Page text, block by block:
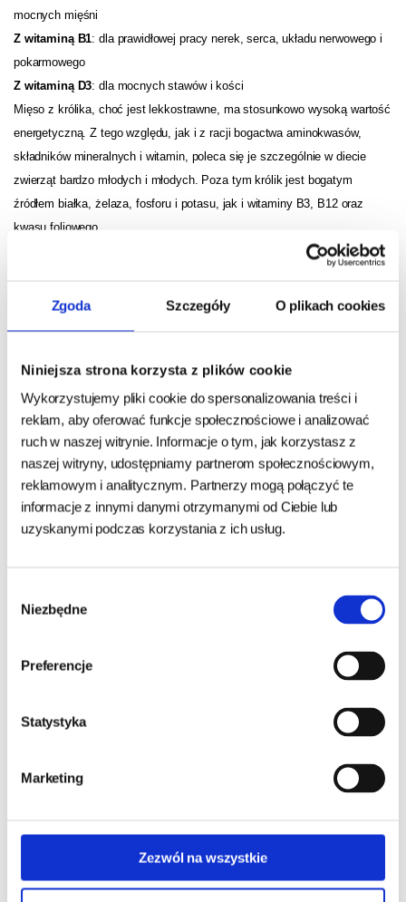
Zgoda Szczegóły O plikach cookies
Niniejsza strona korzysta z plików cookie
Wykorzystujemy pliki cookie do spersonalizowania treści i
reklam, aby oferować funkcje społecznościowe i analizować
ruch w naszej witrynie. Informacje o tym, jak korzystasz z
naszej witryny, udostępniamy partnerom społecznościowym,
reklamowym i analitycznym. Partnerzy mogą połączyć te
informacje z innymi danymi otrzymanymi od Ciebie lub
uzyskanymi podczas korzystania z ich usług.
zgody
Niezbędne
Preferencje
Statystyka
Marketing
Zezwól na wszystkie
mocnych mięśni
Z witaminą B1: dla prawidłowej pracy nerek, serca, układu nerwowego i
pokarmowego
Z witaminą D3: dla mocnych stawów i kości
Mięso z królika, choć jest lekkostrawne, ma stosunkowo wysoką wartość
energetyczną. Z tego względu, jak i z racji bogactwa aminokwasów,
składników mineralnych i witamin, poleca się je szczególnie w diecie
zwierząt bardzo młodych i młodych. Poza tym królik jest bogatym
źródłem białka, żelaza, fosforu i potasu, jak i witaminy B3, B12 oraz
kwasu foliowego.
produktów pochodzenia zwierzęcego w kawałku, 4% królika), zboża,
minerały, roślinne ekstrakty białkowe, różne cukry.
Składniki analityczne : wilgotność 82,00%, białko surowe 7.0 %, tłuszcz
surowy 4,5 %, popiół surowy 2,5 % włókno surowe 0,3 %.
Sposób podania : karmę podawać w temperaturze pokojowej . Pamiętaj
aby Twój kot miał dostęp do świeżej wody do picia. Przechowywać w
suchym nienasłonecznionym miejscu w temperaturze od +6° C do +30°
C.
Po otwarciu przechowywać w lodówce, zużyć w ciągu 48 godzin.
Inni klienci kupujący ten
produkt zakupili również